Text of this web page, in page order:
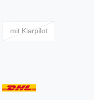
mit Klarpilot